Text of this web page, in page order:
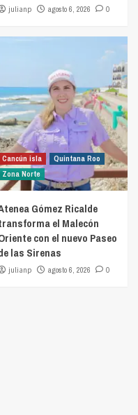
julianp agosto 6, 2026 0
Cancún isla
Quintana Roo
Zona Norte
Gómez Ricalde
el Malecón
con el nuevo Paseo
las Sirenas
julianp agosto 6, 2026 0